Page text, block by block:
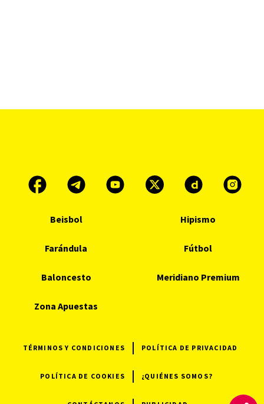
Beisbol Hipismo
Farándula Fútbol
Baloncesto Meridiano Premium
Zona Apuestas
TÉRMINOS Y CONDICIONES POLÍTICA DE PRIVACIDAD
POLÍTICA DE COOKIES ¿QUIÉNES SOMOS?